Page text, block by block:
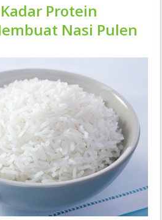
Protein
Nasi Pulen